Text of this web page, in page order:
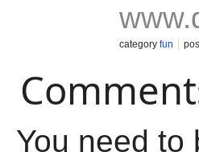
category fun
You need to